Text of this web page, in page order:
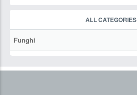
ALL CATEGORIES
Funghi